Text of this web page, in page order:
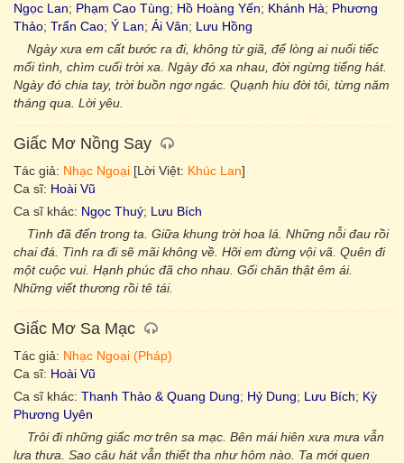
Ngọc Lan; Phạm Cao Tùng; Hồ Hoàng Yến; Khánh Hà; Phương
Thảo; Trẩn Cao; Ý Lan; Ái Vân; Lưu Hồng
Ngày xưa em cất bước ra đi, không từ giã, để lòng ai nuối tiếc
mối tình, chìm cuối trời xa. Ngày đó xa nhau, đời ngừng tiếng hát.
Ngày đó chia tay, trời buồn ngơ ngác. Quạnh hiu đời tôi, từng năm
tháng qua. Lời yêu.
Giấc Mơ Nồng Say
Tác giả: Nhạc Ngoại [Lời Việt: Khúc Lan]
Ca sĩ: Hoài Vũ
Ca sĩ khác: Ngọc Thuý; Lưu Bích
Tình đã đến trong ta. Giữa khung trời hoa lá. Những nỗi đau rồi
chai đá. Tình ra đi sẽ mãi không về. Hỡi em đừng vội vã. Quên đi
một cuộc vui. Hạnh phúc đã cho nhau. Gối chăn thật êm ái.
Những viết thương rồi tê tái.
Giấc Mơ Sa Mạc
Tác giả: Nhạc Ngoại (Pháp)
Ca sĩ: Hoài Vũ
Ca sĩ khác: Thanh Thảo & Quang Dung; Hỷ Dung; Lưu Bích; Kỳ
Phương Uyên
Trôi đi những giấc mơ trên sa mạc. Bên mái hiên xưa mưa vẫn
lưa thưa. Sao câu hát vẫn thiết tha như hôm nào. Ta mới quen